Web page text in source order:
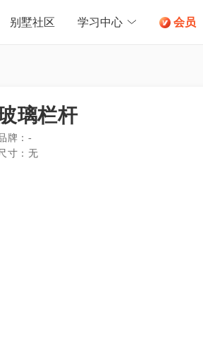
别墅社区 学习中心 会员
璃栏杆
牌： -
寸： 无